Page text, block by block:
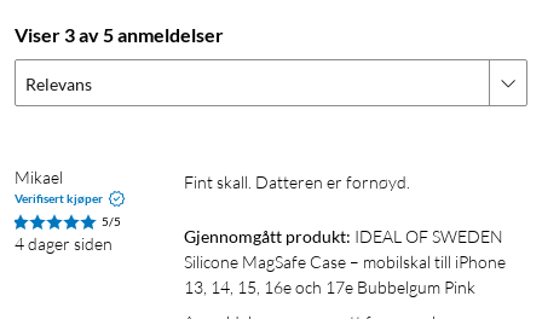
1 × Silicone Case MagSafe
Viser 3 av 5 anmeldelser
Relevans
Mikael
Verifisert kjøper
5/5
4 dager siden
Fint skall. Datteren er fornøyd.
Gjennomgått produkt: IDEAL OF SWEDEN
Silicone MagSafe Case – mobilskal till iPhone
13, 14, 15, 16e och 17e Bubbelgum Pink